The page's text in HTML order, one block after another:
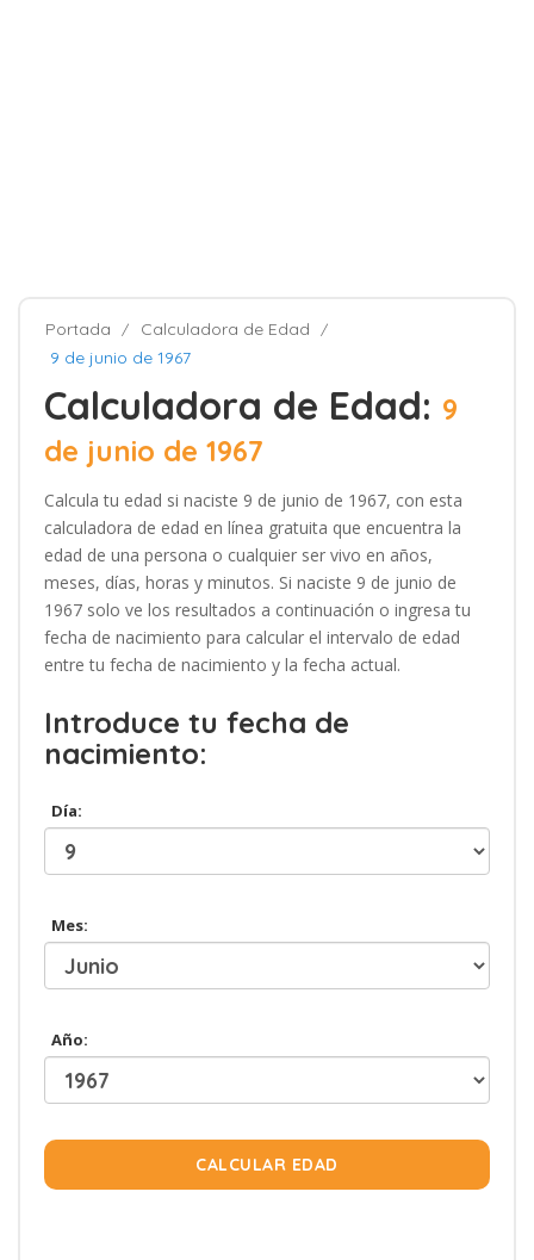
Portada
Calculadora de Edad
9 de junio de 1967
Calculadora de Edad: 9
de junio de 1967
Calcula tu edad si naciste 9 de junio de 1967, con esta
calculadora de edad en línea gratuita que encuentra la
edad de una persona o cualquier ser vivo en años,
meses, días, horas y minutos. Si naciste 9 de junio de
1967 solo ve los resultados a continuación o ingresa tu
fecha de nacimiento para calcular el intervalo de edad
entre tu fecha de nacimiento y la fecha actual.
Introduce tu fecha de
nacimiento:
Día:
Mes:
Año:
CALCULAR EDAD